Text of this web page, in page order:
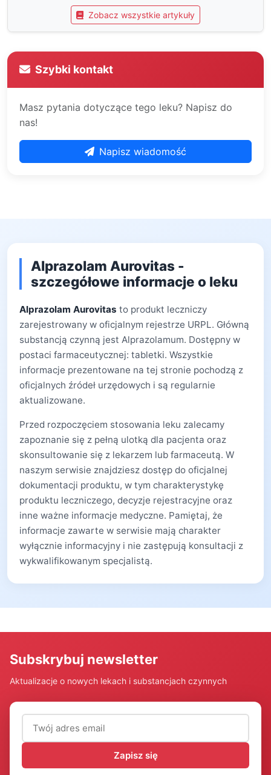
Zobacz wszystkie artykuły
Szybki kontakt
Masz pytania dotyczące tego leku? Napisz do
nas!
Napisz wiadomość
Alprazolam Aurovitas -
szczegółowe informacje o leku
Alprazolam Aurovitas to produkt leczniczy
zarejestrowany w oficjalnym rejestrze URPL. Główną
substancją czynną jest Alprazolamum. Dostępny w
postaci farmaceutycznej: tabletki. Wszystkie
informacje prezentowane na tej stronie pochodzą z
oficjalnych źródeł urzędowych i są regularnie
aktualizowane.
Przed rozpoczęciem stosowania leku zalecamy
zapoznanie się z pełną ulotką dla pacjenta oraz
skonsultowanie się z lekarzem lub farmaceutą. W
naszym serwisie znajdziesz dostęp do oficjalnej
dokumentacji produktu, w tym charakterystykę
produktu leczniczego, decyzje rejestracyjne oraz
inne ważne informacje medyczne. Pamiętaj, że
informacje zawarte w serwisie mają charakter
wyłącznie informacyjny i nie zastępują konsultacji z
wykwalifikowanym specjalistą.
Subskrybuj newsletter
Aktualizacje o nowych lekach i substancjach czynnych
Adres email (wymagany)
Zapisz się